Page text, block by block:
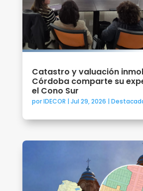
Catastro y valuación
Córdoba comparte su
el Cono Sur
porIDECOR | Jul 29, 2026 |